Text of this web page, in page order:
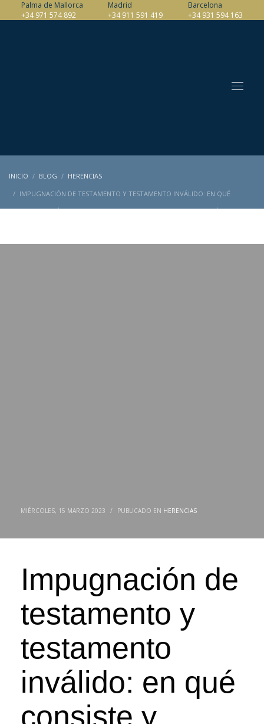
Palma de Mallorca
+34 971 574 892
Madrid
+34 911 591 419
Barcelona
+34 931 594 163
INICIO BLOG
HERENCIAS
IMPUGNACIÓN DE TESTAMENTO Y TESTAMENTO INVÁLIDO: EN QUÉ
CONSISTE Y CUÁLES SON LAS PRINCIPALES CAUSAS DE IMPUGNACIÓN O
MIÉRCOLES, 15 MARZO 2023 / PUBLICADO EN HERENCIAS
Impugnación de
testamento y
testamento
inválido: en qué
consiste y